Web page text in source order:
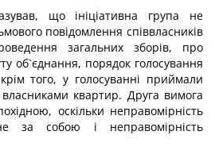
що ініціативна група не
повідомлення співвласників
загальних зборів, про
об`єднання, порядок голосування
того, у голосуванні приймали
квартир. Друга вимога
оскільки неправомірність
за собою і неправомірність